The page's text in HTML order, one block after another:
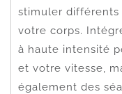
stimuler différents
votre corps.
à haute intensité
et votre vitesse,
également des